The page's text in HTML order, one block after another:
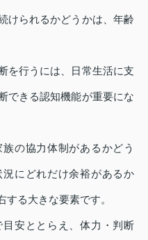
けられるかどうかは、年齢
を行うには、日常生活に支
できる認知機能が重要にな
の協力体制があるかどう
にどれだけ余裕があるか
する大きな要素です。
安ととらえ、体力・判断